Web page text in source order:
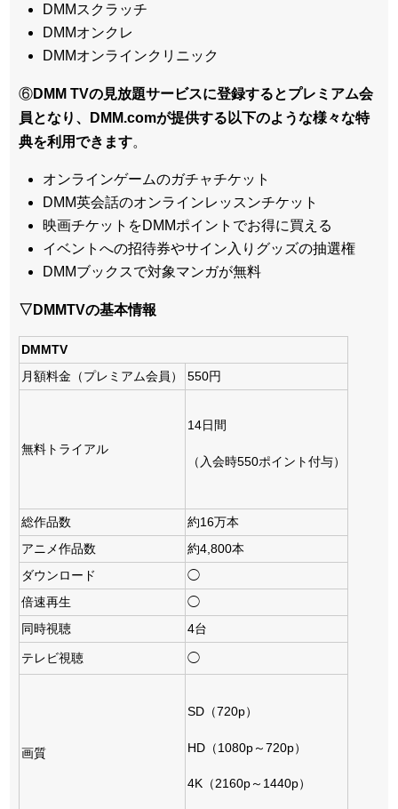
DMMスクラッチ
DMMオンクレ
DMMオンラインクリニック
⑥DMM TVの見放題サービスに登録するとプレミアム会
員となり、DMM.comが提供する以下のような様々な特
典を利用できます。
オンラインゲームのガチャチケット
DMM英会話のオンラインレッスンチケット
映画チケットをDMMポイントでお得に買える
イベントへの招待券やサイン入りグッズの抽選権
DMMブックスで対象マンガが無料
▽DMMTVの基本情報
DMMTV
月額料金（プレミアム会員）
550円
無料トライアル
14日間
（入会時550ポイント付与）
総作品数
約16万本
アニメ作品数
約4,800本
ダウンロード
◯
倍速再生
◯
同時視聴
4台
テレビ視聴 ◯
画質
SD（720p）
HD（1080p～720p）
4K（2160p～1440p）